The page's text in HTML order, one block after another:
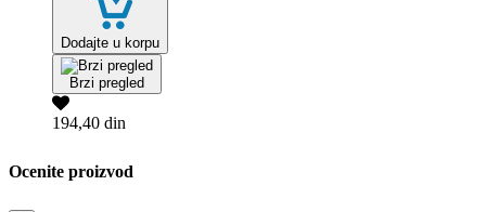
Dodajte u korpu
Brzi pregled
194,40 din
Ocenite proizvod